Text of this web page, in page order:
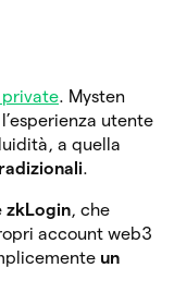
private. Mysten
utente
a quella
.
zkLogin, che
account web3
un